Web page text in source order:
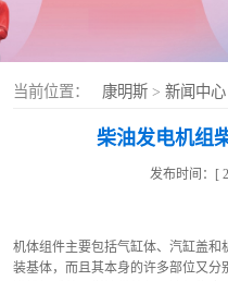
当前位置： 康明斯 > 新闻中心
柴油发电机组
发布时间：[
机体组件主要包括气缸体、汽缸盖
装基体，而且其本身的许多部位又
移动电站
康明斯配件